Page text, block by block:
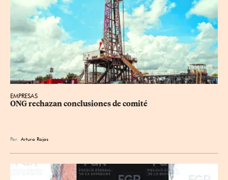
EMPRESAS
ONG rechazan conclusiones de comité
Por Arturo Rojas